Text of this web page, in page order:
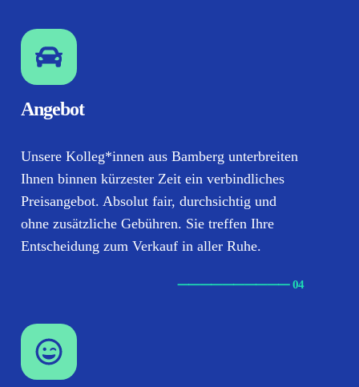
Angebot
Unsere Kolleg*innen aus Bamberg unterbreiten
Ihnen binnen kürzester Zeit ein verbindliches
Preisangebot. Absolut fair, durchsichtig und
ohne zusätzliche Gebühren. Sie treffen Ihre
Entscheidung zum Verkauf in aller Ruhe.
⸺⸺⸺⸺⸺ 04